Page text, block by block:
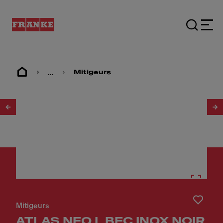
... Mitigeurs
Mitigeurs